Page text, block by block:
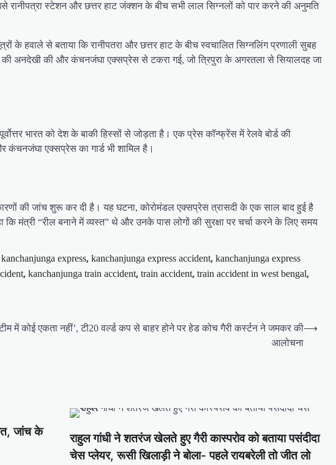
रानीपत्रा स्टेशन और छत्तर हाट जंक्शन के बीच सभी लाल सिग्नलों को पार करने की अनुमति
के हवाले से बताया कि रानीपतरा और छत्तर हाट के बीच स्वचालित सिग्नलिंग प्रणाली सुबह
की अनदेखी की और कंचनजंघा एक्सप्रेस से टकरा गई, जो त्रिपुरा के अगरतला से सियालदह जा
पूर्वोत्तर भारत को देश के बाकी हिस्सों से जोड़ता है। एक प्रेस कॉन्फ्रेंस में रेलवे बोर्ड की
कंचनजंघा एक्सप्रेस का गार्ड भी शामिल है।
की जांच शुरू कर दी है। यह घटना, कोरोमंडल एक्सप्रेस त्रासदी के एक साल बाद हुई है
मंत्री “रील बनाने में व्यस्त” थे और उनके पास लोगों की सुरक्षा पर चर्चा करने के लिए समय
kanchanjunga express, kanchanjunga express accident, kanchanjunga express
, kanchanjunga train accident, train accident, train accident in west bengal,
टीम में कोई एकता नहीं’, टी20 वर्ल्ड कप से बाहर होने पर हेड कोच गैरी कर्स्टन ने जमकर की
आलोचना
⟶
जांच के
राहुल गांधी ने शतरंज खेलते हुए गैरी कास्परोव को बताया पसंदीदा
चेस प्लेयर, रूसी खिलाड़ी ने बोला- पहले रायबरेली तो जीत लो